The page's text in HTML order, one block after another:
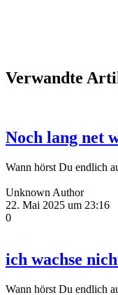
Verwandte
Noch lang net
Wann hörst Du endlich
Unknown Author
22. Mai 2025 um 23:16
0
ich wachse
Wann hörst Du endlich